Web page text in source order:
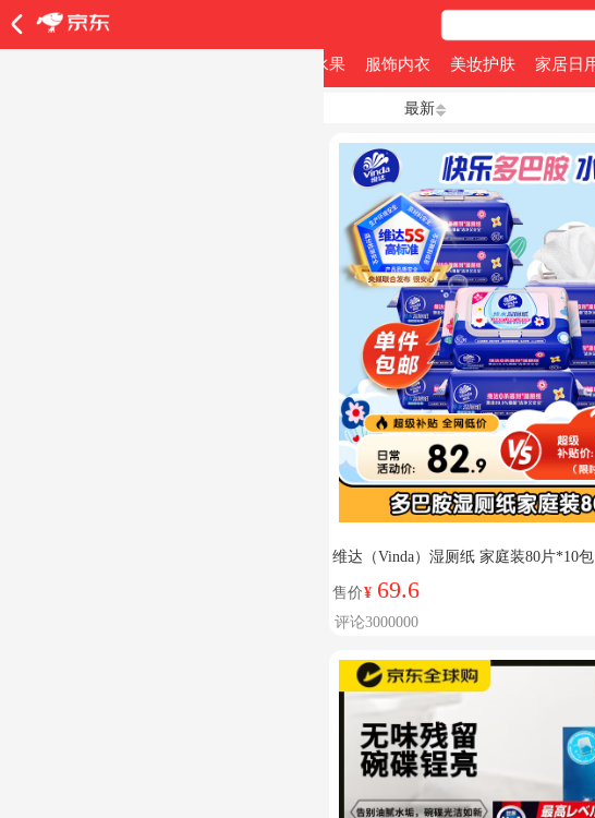
生鲜水果 服饰内衣 美妆护肤 家居日
最新
维达（Vinda）湿厕纸 家庭装80片*10
湿纸巾厕纸湿巾 整箱
售价¥ 69.6
评论3000000